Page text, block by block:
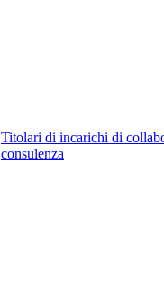
Titolari di incarichi di
consulenza